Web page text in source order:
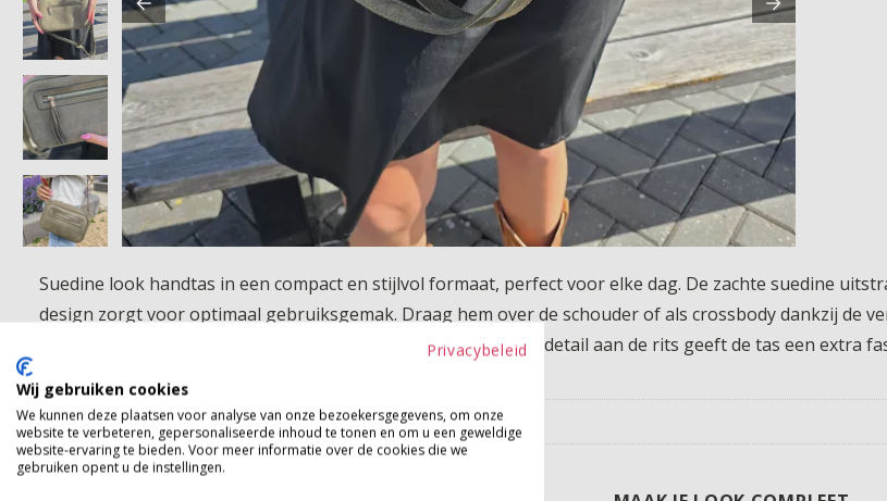
Suedine look handtas in een compact en stijlvol formaat, perfect voor elke dag. De zachte suedine
design zorgt voor optimaal gebruiksgemak. Draag hem over de schouder of als crossbody dankzij de
je essentials altijd overzichtelijk bij de hand. Het speelse kwastdetail aan de rits geeft de tas een extra
Betaalinformatie
Privacybeleid
Wij gebruiken cookies
We kunnen deze plaatsen voor analyse van onze bezoekersgegevens, om onze
website te verbeteren, gepersonaliseerde inhoud te tonen en om u een geweldige
website-ervaring te bieden. Voor meer informatie over de cookies die we
gebruiken opent u de instellingen.